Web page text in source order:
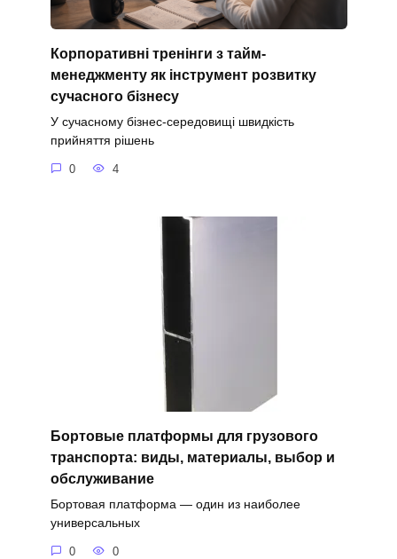
Корпоративні тренінги з тайм-
менеджменту як інструмент розвитку
сучасного бізнесу
У сучасному бізнес-середовищі швидкість
прийняття рішень
0 4
Бортовые платформы для грузового
транспорта: виды, материалы, выбор и
обслуживание
Бортовая платформа — один из наиболее
универсальных
0 0